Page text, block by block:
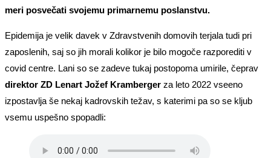
meri posvečati svojemu primarnemu poslanstvu.
Epidemija je velik davek v Zdravstvenih domovih terjala tudi pri
zaposlenih, saj so jih morali kolikor je bilo mogoče razporediti v
covid centre. Lani so se zadeve tukaj postopoma umirile, čeprav
direktor ZD Lenart Jožef Kramberger za leto 2022 vseeno
izpostavlja še nekaj kadrovskih težav, s katerimi pa so se kljub
vsemu uspešno spopadli: